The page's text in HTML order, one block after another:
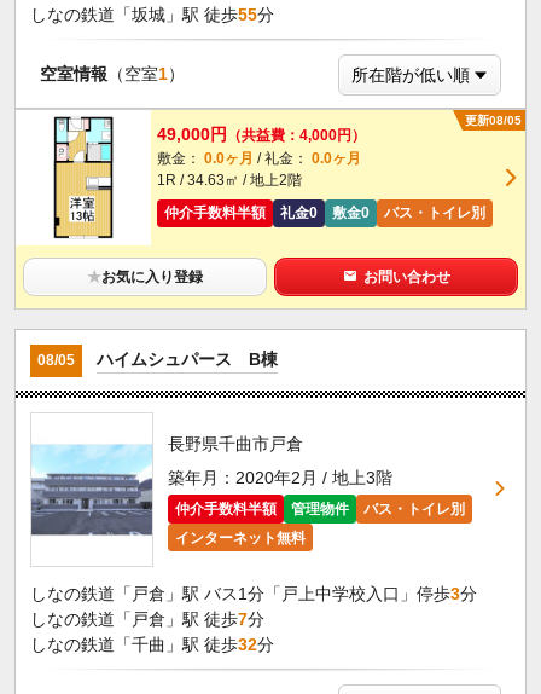
しなの鉄道「坂城」駅 徒歩55分
空室情報 （空室1）
更新08/05
49,000円 （共益費：4,000円）
敷金： 0.0ヶ月 / 礼金： 0.0ヶ月
1R / 34.63㎡ / 地上2階
仲介手数料半額
礼金0 敷金0 バス・トイレ別
★お気に入り登録 お問い合わせ
08/05 ハイムシュパース B棟
長野県千曲市戸倉
築年月：2020年2月 / 地上3階
仲介手数料半額 管理物件
バス・トイレ別
インターネット無料
しなの鉄道「戸倉」駅 バス1分「戸上中学校入口」停歩3分
しなの鉄道「戸倉」駅 徒歩7分
しなの鉄道「千曲」駅 徒歩32分